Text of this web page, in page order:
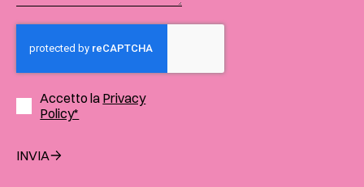
Accetto la Privacy
Policy*
INVIA